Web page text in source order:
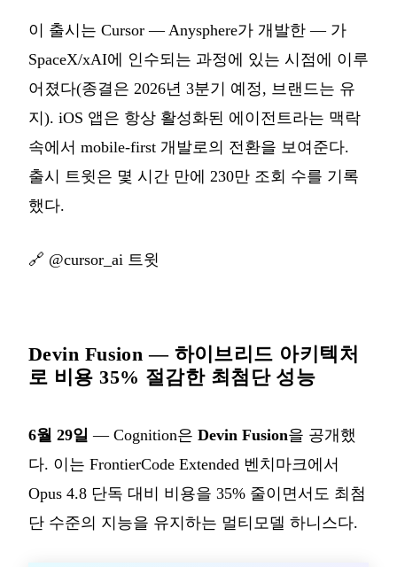
이 출시는 Cursor — Anysphere가 개발한 — 가
SpaceX/xAI에 인수되는 과정에 있는 시점에 이루
어졌다(종결은 2026년 3분기 예정, 브랜드는 유
지). iOS 앱은 항상 활성화된 에이전트라는 맥락
속에서 mobile-first 개발로의 전환을 보여준다.
출시 트윗은 몇 시간 만에 230만 조회 수를 기록
했다.
🔗 @cursor_ai 트윗
Devin Fusion — 하이브리드 아키텍처
로 비용 35% 절감한 최첨단 성능
6월 29일 — Cognition은 Devin Fusion을 공개했
다. 이는 FrontierCode Extended 벤치마크에서
Opus 4.8 단독 대비 비용을 35% 줄이면서도 최첨
단 수준의 지능을 유지하는 멀티모델 하니스다.